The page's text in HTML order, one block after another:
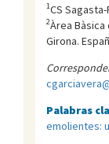
1CS
2Àrea Bàsica
Girona.
Palabras
emolientes: